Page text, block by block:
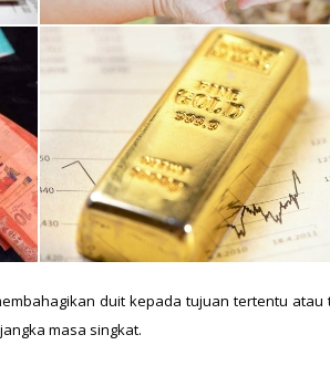
duit kepada tujuan tertentu
masa singkat.